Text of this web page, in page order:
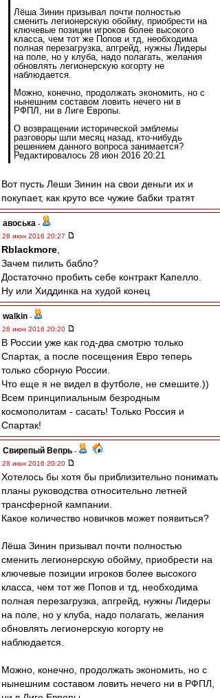
Лёша Зинин призывал почти полностью
сменить легионерскую обойму, приобрести на
ключевые позиции игроков более высокого
класса, чем тот же Попов и тд, необходима
полная перезагрузка, апгрейд, нужны Лидеры
на поле, но у клуба, надо полагать, желания
обновлять легионерскую когорту не
наблюдается.
Можно, конечно, продолжать экономить, но с
нынешним составом ловить нечего ни в
РФПЛ, ни в Лиге Европы.
О возвращении исторической эмблемы
разговоры шли месяц назад, кто-нибудь
решением данного вопроса занимается?
Редактировалось 28 июн 2016 20:21
Вот пусть Леши Зинин на свои деньги их и
покупает, как круто все чужие бабки тратят
авоська -
28 июн 2016 20:27
Rblackmore
Зачем пилить бабло?
Достаточно пробить себе контракт Капелло.
Ну или Хиддинка на худой конец
walkin -
28 июн 2016 20:20
В России уже как год-два смотрю только
Спартак, а после посещения Евро теперь
только сборную России.
Что еще я не видел в футболе, не смешите.))
Всем принципиальным безродным
космополитам - сасать! Только Россия и
Спартак!
Свирепый Вепрь -
28 июн 2016 20:20
Хотелось бы хотя бы приблизительно понимать
планы руководства относительно летней
трансферной кампании.
Какое количество новичков может появиться?
Лёша Зинин призывал почти полностью
сменить легионерскую обойму, приобрести на
ключевые позиции игроков более высокого
класса, чем тот же Попов и тд, необходима
полная перезагрузка, апгрейд, нужны Лидеры
на поле, но у клуба, надо полагать, желания
обновлять легионерскую когорту не
наблюдается.
Можно, конечно, продолжать экономить, но с
нынешним составом ловить нечего ни в РФПЛ,